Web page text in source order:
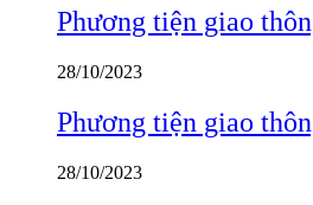
Phương tiện giao
28/10/2023
Phương tiện giao
28/10/2023